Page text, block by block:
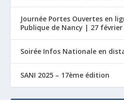
Journée Portes Ouvertes en
Publique de Nancy | 27 février
Soirée Infos Nationale en
SANI 2025 – 17ème édition